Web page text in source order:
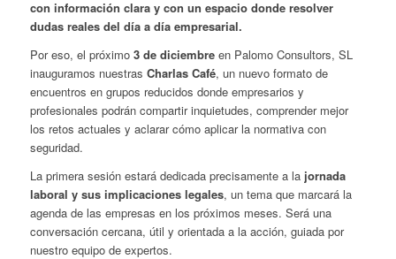
con información clara y con un espacio donde resolver
dudas reales del día a día empresarial.
Por eso, el próximo 3 de diciembreen Palomo Consultors, SL
inauguramos nuestras Charlas Café, un nuevo formato de
encuentros en grupos reducidos donde empresarios y
profesionales podrán compartir inquietudes, comprender mejor
los retos actuales y aclarar cómo aplicar la normativa con
seguridad.
La primera sesión estará dedicada precisamente a la jornada
laboral y sus implicaciones legales, un tema que marcará la
agenda de las empresas en los próximos meses. Será una
conversación cercana, útil y orientada a la acción, guiada por
nuestro equipo de expertos.